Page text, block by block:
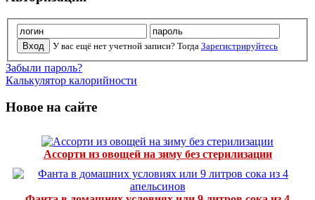
У вас ещё нет учетной записи? Тогда Зарегистрируйтесь
Забыли пароль?
Калькулятор калорийности
Новое на сайте
Ассорти из овощей на зиму без стерилизации